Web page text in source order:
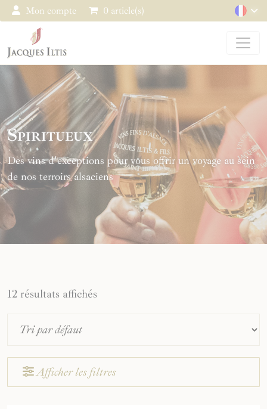
Mon compte 0 article(s)
Spiritueux
Des vins d'exceptions pour vous offrir un voyage au sein
de nos terroirs alsaciens
12 résultats affichés
Afficher les filtres
Panneau de gestion des cookies